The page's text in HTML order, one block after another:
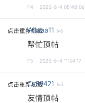
F4 2025-6-4 05:48:06
点击重新加载
W1aaa11 lv6
帮忙顶帖
F5 2025-6-4 11:54:17
点击重新加载
Cs59421 lv5
友情顶帖